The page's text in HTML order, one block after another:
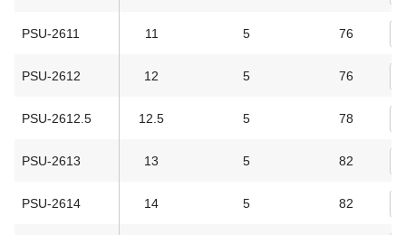
PSU-2611 11 5 76
PSU-2612 12 5 76
PSU-2612.5 12.5 5 78
PSU-2613 13 5 82
PSU-2614 14 5 82